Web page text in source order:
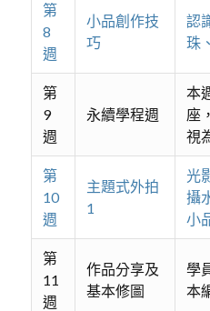
第
8
週
小品創作技
巧
認
珠
第
9
週
永續學程週
本
座
視
第
10
週
主題式外拍
1
光
攝
小
第
11
週
作品分享及
基本修圖
學
本